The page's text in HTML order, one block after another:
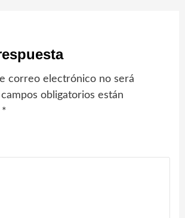
correo electrónico no será
campos obligatorios están
*